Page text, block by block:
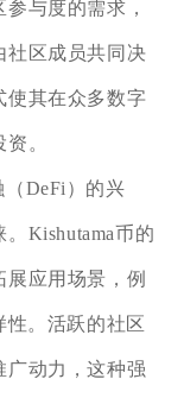
与度的需求，
社区成员共同决
使其在众多数字
。
DeFi）的兴
Kishutama币的
应用场景，例
。活跃的社区
广动力，这种强